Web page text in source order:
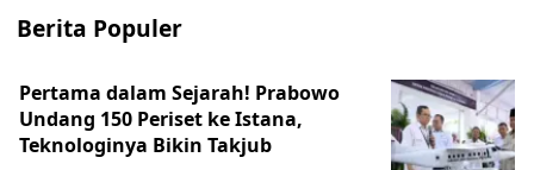
Berita Populer
Pertama dalam Sejarah! Prabowo
Undang 150 Periset ke Istana,
Teknologinya Bikin Takjub